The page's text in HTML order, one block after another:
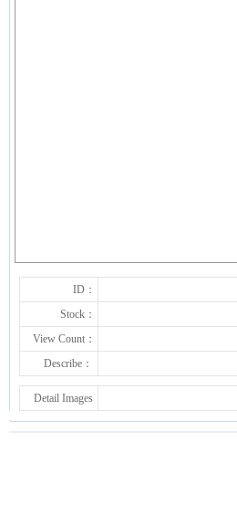
ID：
Stock：
View Count：
Describe：
Detail Images